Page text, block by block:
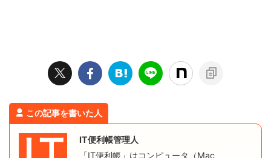
この記事を書いた人
IT便利帳管理人
「IT便利帳」はコンピュータ（Mac、